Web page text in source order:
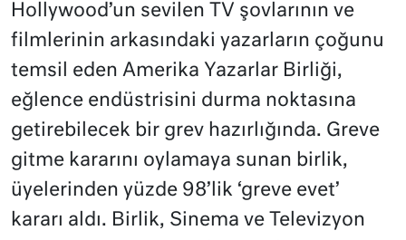
Hollywood’un sevilen TV şovlarının ve
filmlerinin arkasındaki yazarların çoğunu
temsil eden Amerika Yazarlar Birliği,
eğlence endüstrisini durma noktasına
getirebilecek bir grev hazırlığında. Greve
gitme kararını oylamaya sunan birlik,
üyelerinden yüzde 98’lik ‘greve evet’
kararı aldı. Birlik, Sinema ve Televizyon